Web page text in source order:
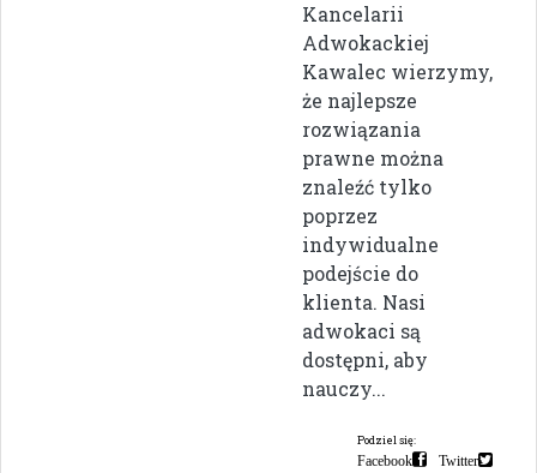
Kancelarii
Adwokackiej
Kawalec wierzymy,
że najlepsze
rozwiązania
prawne można
znaleźć tylko
poprzez
indywidualne
podejście do
klienta. Nasi
adwokaci są
dostępni, aby
nauczy...
Podziel się:
Facebook Twitter